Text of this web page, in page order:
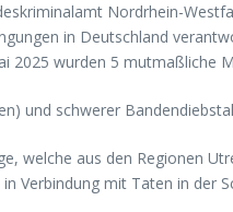
Nordrhein-
in Deutschland
2025 wurden 5 mutmaßliche
und schwerer
welche aus den Regionen
Verbindung mit Taten in der